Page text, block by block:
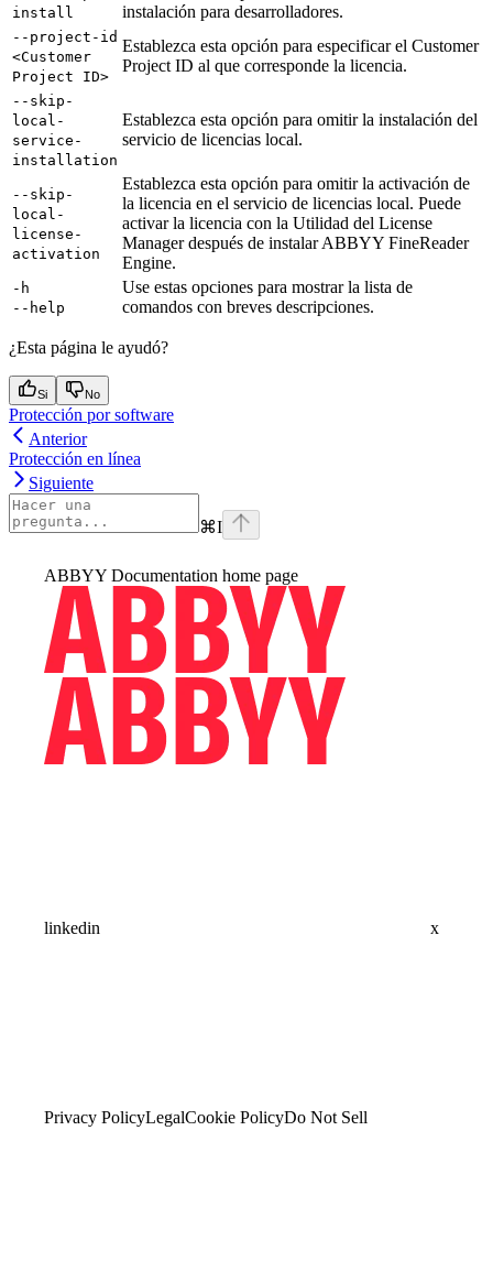
install
instalación para desarrolladores.
--project-id
<Customer
Project ID>
Establezca esta opción para especificar el Customer
Project ID al que corresponde la licencia.
--skip-
local-
service-
installation
Establezca esta opción para omitir la instalación del
servicio de licencias local.
--skip-
local-
license-
activation
Establezca esta opción para omitir la activación de
la licencia en el servicio de licencias local. Puede
activar la licencia con la Utilidad del License
Manager después de instalar ABBYY FineReader
Engine.
-h
--help
Use estas opciones para mostrar la lista de
comandos con breves descripciones.
¿Esta página le ayudó?
Si No
Protección por software
Anterior
Protección en línea
Siguiente
⌘I
ABBYY Documentation home page
linkedin x
Privacy PolicyLegalCookie PolicyDo Not Sell